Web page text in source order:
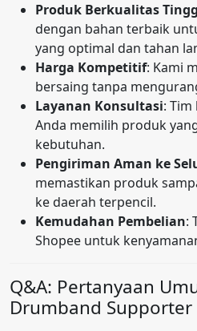
Produk Berkualitas
dengan bahan terbaik
yang optimal dan tahan
Harga Kompetitif: Kami
bersaing tanpa
Layanan Konsultasi:
Anda memilih produk
kebutuhan.
Pengiriman Aman ke
memastikan produk
ke daerah terpencil.
Kemudahan Pembelian:
Shopee untuk
Q&A: Pertanyaan
Drumband Supporter